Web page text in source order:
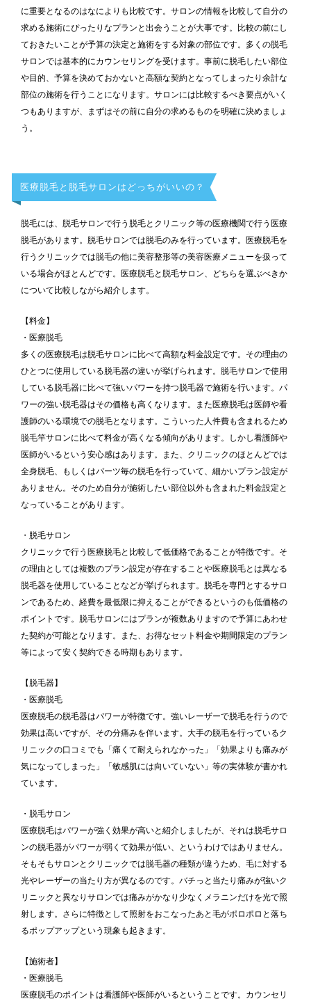
に重要となるのはなによりも比較です。サロンの情報を比較して自分の
求める施術にぴったりなプランと出会うことが大事です。比較の前にし
ておきたいことが予算の決定と施術をする対象の部位です。多くの脱毛
サロンでは基本的にカウンセリングを受けます。事前に脱毛したい部位
や目的、予算を決めておかないと高額な契約となってしまったり余計な
部位の施術を行うことになります。サロンには比較するべき要点がいく
つもありますが、まずはその前に自分の求めるものを明確に決めましょ
う。
医療脱毛と脱毛サロンはどっちがいいの？
脱毛には、脱毛サロンで行う脱毛とクリニック等の医療機関で行う医療
脱毛があります。脱毛サロンでは脱毛のみを行っています。医療脱毛を
行うクリニックでは脱毛の他に美容整形等の美容医療メニューを扱って
いる場合がほとんどです。医療脱毛と脱毛サロン、どちらを選ぶべきか
について比較しながら紹介します。
【料金】
・医療脱毛
多くの医療脱毛は脱毛サロンに比べて高額な料金設定です。その理由の
ひとつに使用している脱毛器の違いが挙げられます。脱毛サロンで使用
している脱毛器に比べて強いパワーを持つ脱毛器で施術を行います。パ
ワーの強い脱毛器はその価格も高くなります。また医療脱毛は医師や看
護師のいる環境での脱毛となります。こういった人件費も含まれるため
脱毛竿サロンに比べて料金が高くなる傾向があります。しかし看護師や
医師がいるという安心感はあります。また、クリニックのほとんどでは
全身脱毛、もしくはパーツ毎の脱毛を行っていて、細かいプラン設定が
ありません。そのため自分が施術したい部位以外も含まれた料金設定と
なっていることがあります。
・脱毛サロン
クリニックで行う医療脱毛と比較して低価格であることが特徴です。そ
の理由としては複数のプラン設定が存在することや医療脱毛とは異なる
脱毛器を使用していることなどが挙げられます。脱毛を専門とするサロ
ンであるため、経費を最低限に抑えることができるというのも低価格の
ポイントです。脱毛サロンにはプランが複数ありますので予算にあわせ
た契約が可能となります。また、お得なセット料金や期間限定のプラン
等によって安く契約できる時期もあります。
【脱毛器】
・医療脱毛
医療脱毛の脱毛器はパワーが特徴です。強いレーザーで脱毛を行うので
効果は高いですが、その分痛みを伴います。大手の脱毛を行っているク
リニックの口コミでも「痛くて耐えられなかった」「効果よりも痛みが
気になってしまった」「敏感肌には向いていない」等の実体験が書かれ
ています。
・脱毛サロン
医療脱毛はパワーが強く効果が高いと紹介しましたが、それは脱毛サロ
ンの脱毛器がパワーが弱くて効果が低い、というわけではありません。
そもそもサロンとクリニックでは脱毛器の種類が違うため、毛に対する
光やレーザーの当たり方が異なるのです。バチっと当たり痛みが強いク
リニックと異なりサロンでは痛みがかなり少なくメラニンだけを光で照
射します。さらに特徴として照射をおこなったあと毛がポロポロと落ち
るポップアップという現象も起きます。
【施術者】
・医療脱毛
医療脱毛のポイントは看護師や医師がいるということです。カウンセリ